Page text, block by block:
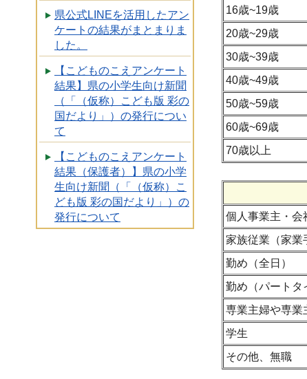
県公式LINEを活用したアン
ケートの結果がまとまりま
した。
【こどものこえアンケート
結果】県の小学生向け新聞
（「（仮称）こども版 彩の
国だより」）の発行につい
て
【こどものこえアンケート
結果（保護者）】県の小学
生向け新聞（「（仮称）こ
ども版 彩の国だより」）の
発行について
16歳~19歳
20歳~29歳
30歳~39歳
40歳~49歳
50歳~59歳
60歳~69歳
70歳以上
個人事業主・会
家族従業（家業
勤め（全日）
勤め（パートタ
専業主婦や専業
学生
その他、無職